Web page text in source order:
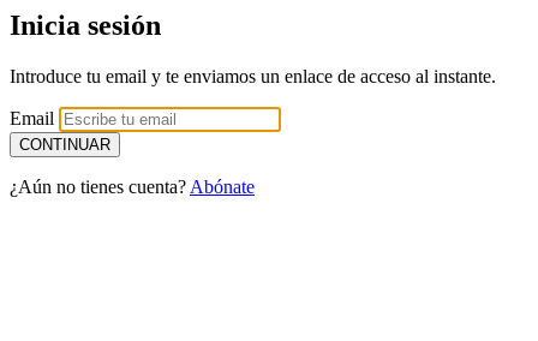
Inicia sesión
Introduce tu email y te enviamos un enlace de acceso al instante.
Email
¿Aún no tienes cuenta? Abónate